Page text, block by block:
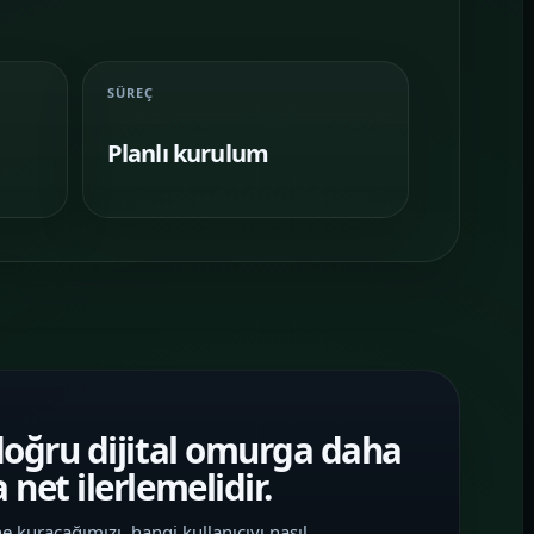
SÜREÇ
Planlı kurulum
dijital omurga daha
net ilerlemelidir.